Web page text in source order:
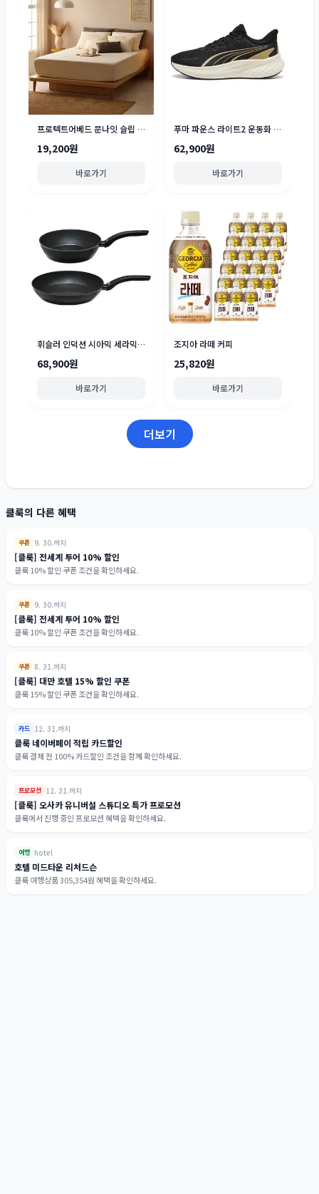
프로텍트어베드 문나잇 슬립 진드기차단 유아안전확인 방수 매트리스 커버
19,200원
바로가기
푸마 파운스 라이트2 운동화 313496
62,900원
바로가기
휘슬러 인덕션 시아믹 세라믹 팬 세트 2종
68,900원
바로가기
조지아 라떼 커피
25,820원
바로가기
더보기
클룩의 다른 혜택
쿠폰 9. 30.까지
[클룩] 전세계 투어 10% 할인
클룩 10% 할인 쿠폰 조건을 확인하세요.
쿠폰 9. 30.까지
[클룩] 전세계 투어 10% 할인
클룩 10% 할인 쿠폰 조건을 확인하세요.
쿠폰 8. 31.까지
[클룩] 대만 호텔 15% 할인 쿠폰
클룩 15% 할인 쿠폰 조건을 확인하세요.
카드 12. 31.까지
클룩 네이버페이 적립 카드할인
클룩 결제 전 100% 카드할인 조건을 함께 확인하세요.
프로모션 12. 31.까지
[클룩] 오사카 유니버설 스튜디오 특가 프로모션
클룩에서 진행 중인 프로모션 혜택을 확인하세요.
여행 hotel
호텔 미드타운 리처드슨
클룩 여행상품 305,354원 혜택을 확인하세요.